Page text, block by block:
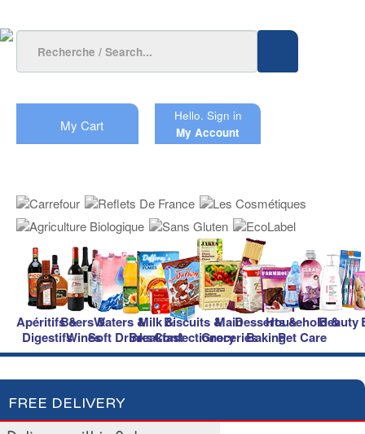
My Cart
Hello. Sign in
My Account
Apéritifs &
Digestifs
Beers &
Wines
Waters &
Soft Drinks
Milk &
Breakfast
Biscuits &
Confectionery
Main
Groceries
Desserts &
Baking
Household &
Pet Care
Beauty
FREE DELIVERY